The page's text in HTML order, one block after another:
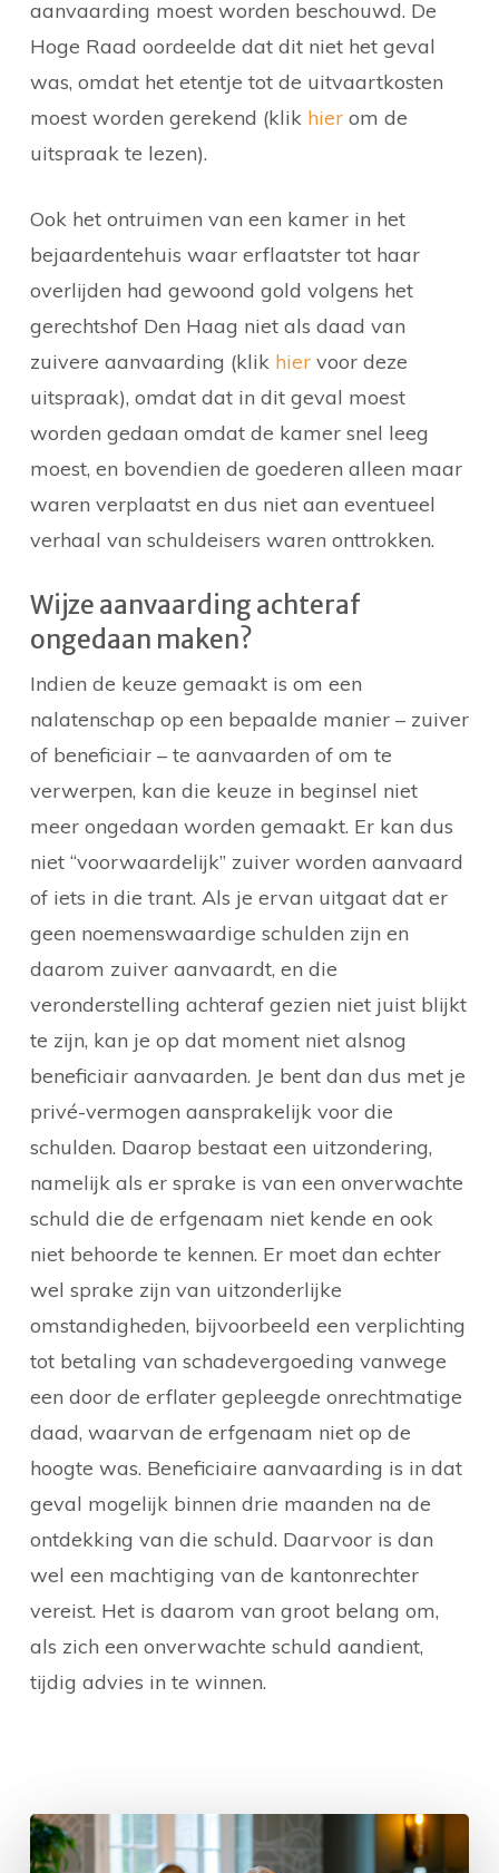
aanvaarding moest worden beschouwd. De
Hoge Raad oordeelde dat dit niet het geval
was, omdat het etentje tot de uitvaartkosten
moest worden gerekend (klik hierom de
uitspraak te lezen).
Ook het ontruimen van een kamer in het
bejaardentehuis waar erflaatster tot haar
overlijden had gewoond gold volgens het
gerechtshof Den Haag niet als daad van
zuivere aanvaarding (klik hiervoor deze
uitspraak), omdat dat in dit geval moest
worden gedaan omdat de kamer snel leeg
moest, en bovendien de goederen alleen maar
waren verplaatst en dus niet aan eventueel
verhaal van schuldeisers waren onttrokken.
Wijze aanvaarding achteraf
ongedaan maken?
Indien de keuze gemaakt is om een
nalatenschap op een bepaalde manier – zuiver
of beneficiair – te aanvaarden of om te
verwerpen, kan die keuze in beginsel niet
meer ongedaan worden gemaakt. Er kan dus
niet “voorwaardelijk” zuiver worden aanvaard
of iets in die trant. Als je ervan uitgaat dat er
geen noemenswaardige schulden zijn en
daarom zuiver aanvaardt, en die
veronderstelling achteraf gezien niet juist blijkt
te zijn, kan je op dat moment niet alsnog
beneficiair aanvaarden. Je bent dan dus met je
privé-vermogen aansprakelijk voor die
schulden. Daarop bestaat een uitzondering,
namelijk als er sprake is van een onverwachte
schuld die de erfgenaam niet kende en ook
niet behoorde te kennen. Er moet dan echter
wel sprake zijn van uitzonderlijke
omstandigheden, bijvoorbeeld een verplichting
tot betaling van schadevergoeding vanwege
een door de erflater gepleegde onrechtmatige
daad, waarvan de erfgenaam niet op de
hoogte was. Beneficiaire aanvaarding is in dat
geval mogelijk binnen drie maanden na de
ontdekking van die schuld. Daarvoor is dan
wel een machtiging van de kantonrechter
vereist. Het is daarom van groot belang om,
als zich een onverwachte schuld aandient,
tijdig advies in te winnen.